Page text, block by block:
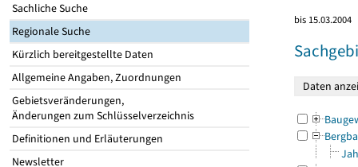
Sachliche Suche
Regionale Suche
Kürzlich bereitgestellte Daten
Allgemeine Angaben, Zuordnungen
Gebietsveränderungen,
Änderungen zum Schlüsselverzeichnis
Definitionen und Erläuterungen
Newsletter
bis 15.03.2004